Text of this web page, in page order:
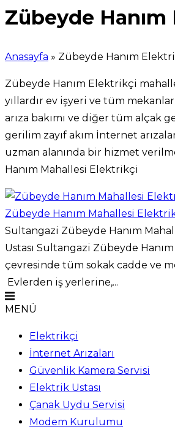
Zübeyde
Anasayfa » Zübeyde Hanım
Zübeyde Hanım Elektrikçi
yıllardır ev işyeri ve tüm
arıza bakımı ve diğer tüm alçak
gerilim zayıf akım İnternet
uzman alanında bir hizmet
Hanım Mahallesi Elektrikçi
Zübeyde Hanım Mahallesi
Sultangazi Zübeyde Hanım
Ustası Sultangazi Zübeyde
çevresinde tüm sokak cadde ve
Evlerden iş yerlerine,...
MENÜ
Elektrikçi
İnternet Arızaları
Güvenlik Kamera Servisi
Elektrik Ustası
Çanak Uydu Servisi
Modem Kurulumu